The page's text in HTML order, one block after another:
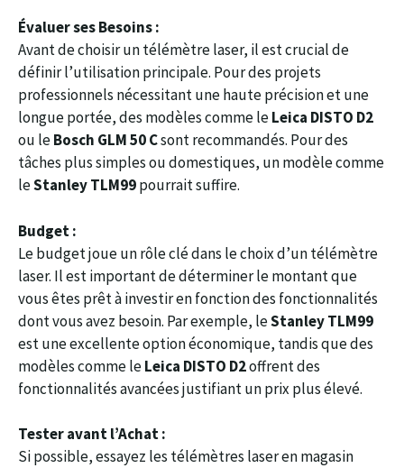
Évaluer ses Besoins :
Avant de choisir un télémètre laser, il est crucial de
définir l’utilisation principale. Pour des projets
professionnels nécessitant une haute précision et une
longue portée, des modèles comme leLeica DISTO D2
ou leBosch GLM 50 Csont recommandés. Pour des
tâches plus simples ou domestiques, un modèle comme
leStanley TLM99pourrait suffire.
Budget :
Le budget joue un rôle clé dans le choix d’un télémètre
laser. Il est important de déterminer le montant que
vous êtes prêt à investir en fonction des fonctionnalités
dont vous avez besoin. Par exemple, leStanley TLM99
est une excellente option économique, tandis que des
modèles comme leLeica DISTO D2offrent des
fonctionnalités avancées justifiant un prix plus élevé.
Tester avant l’Achat :
Si possible, essayez les télémètres laser en magasin